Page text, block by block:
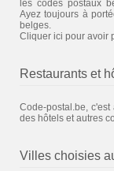
les codes postaux
Ayez toujours à
belges.
Cliquer ici pour avoir
Restaurants et
Code-postal.be, c'est
des hôtels et autres
Villes choisies